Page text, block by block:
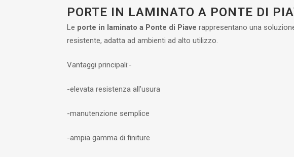
PORTE IN LAMINATO A PONTE DI
Le porte in laminato a Ponte di Piave rappresentano una
resistente, adatta ad ambienti ad alto utilizzo.
Vantaggi principali:-
-elevata resistenza all’usura
-manutenzione semplice
-ampia gamma di finiture